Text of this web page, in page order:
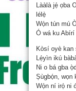
Lààlà jẹ́ ọba
lélẹ̀
Wọ́n tún mú
Ó wá ku
Kòsí oyè
Lẹ́yìn ikú
Ni o bá gba
Șùgbọ́n, wọn
Wọ́n ní irọ́ ni